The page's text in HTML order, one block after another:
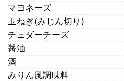
マヨネーズ
玉ねぎ(みじん切り)
チェダーチーズ
醤油
酒
みりん風調味料